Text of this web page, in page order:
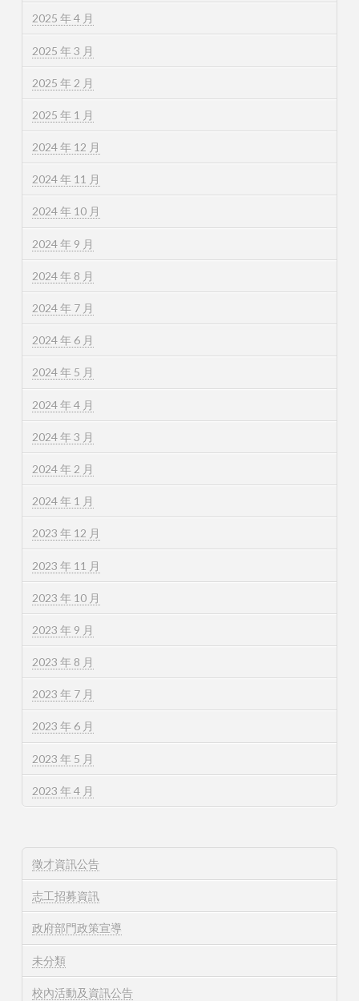
2025 年 4 月
2025 年 3 月
2025 年 2 月
2025 年 1 月
2024 年 12 月
2024 年 11 月
2024 年 10 月
2024 年 9 月
2024 年 8 月
2024 年 7 月
2024 年 6 月
2024 年 5 月
2024 年 4 月
2024 年 3 月
2024 年 2 月
2024 年 1 月
2023 年 12 月
2023 年 11 月
2023 年 10 月
2023 年 9 月
2023 年 8 月
2023 年 7 月
2023 年 6 月
2023 年 5 月
2023 年 4 月
徵才資訊公告
志工招募資訊
政府部門政策宣導
未分類
校內活動及資訊公告